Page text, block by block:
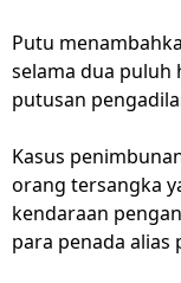
Putu
selama dua puluh
putusan
Kasus
orang tersangka
kendaraan
para penada alias